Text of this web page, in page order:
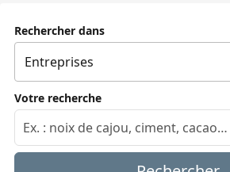
Rechercher dans
Votre recherche